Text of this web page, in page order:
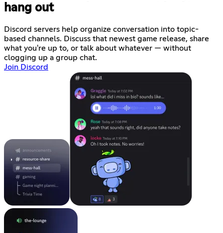
hang out
Discord servers help organize conversation into topic-
based channels. Discuss that newest game release, share
what you're up to, or talk about whatever — without
clogging up a group chat.
Join Discord